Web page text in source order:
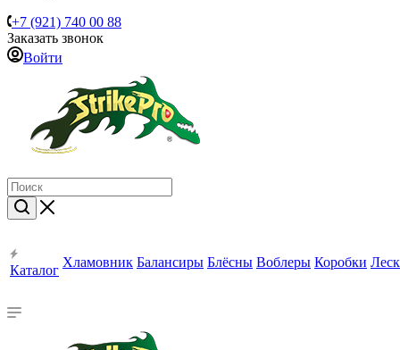
+7 (921) 740 00 88
Заказать звонок
Войти
Каталог
Хламовник Балансиры Блёсны Воблеры Коробки